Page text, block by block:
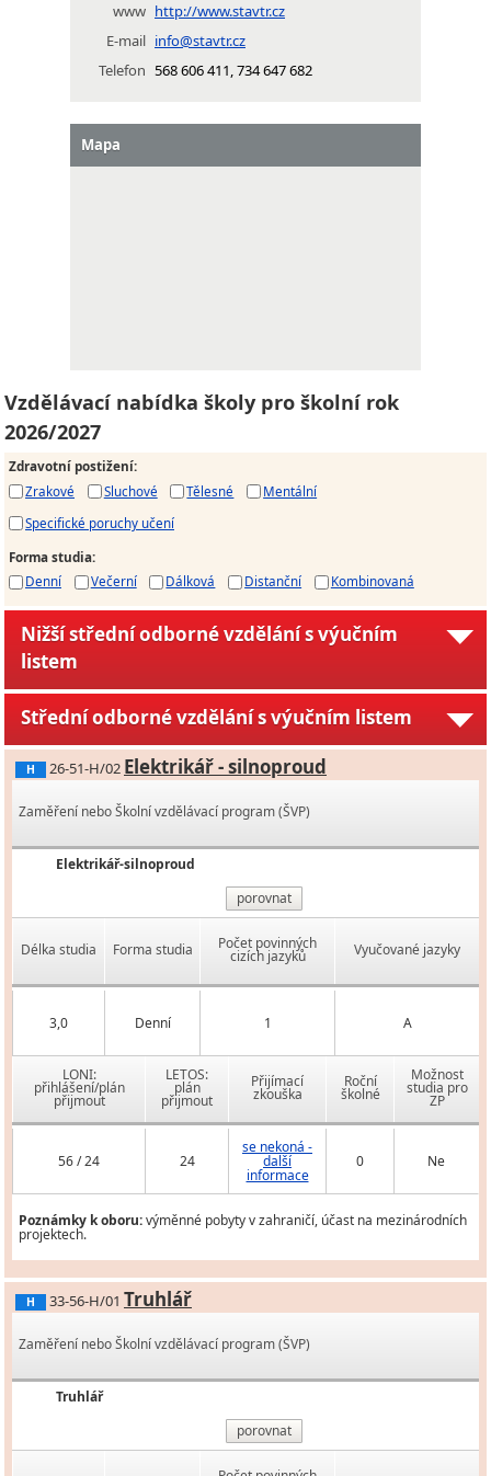
www http://www.stavtr.cz
E-mail info@stavtr.cz
Telefon 568 606 411, 734 647 682
Mapa
Vzdělávací nabídka školy pro školní rok
2026/2027
Zdravotní postižení:
Zrakové
Sluchové Tělesné
Mentální
Specifické poruchy učení
Forma studia:
Denní
Večerní Dálková Distanční Kombinovaná
Nižší střední odborné vzdělání s výučním
listem
Střední odborné vzdělání s výučním listem
H 26-51-H/02 Elektrikář - silnoproud
Zaměření nebo Školní vzdělávací program (ŠVP)
Elektrikář-silnoproud
porovnat
Délka studia Forma studia Počet povinných
cizích jazyků Vyučované jazyky
3,0 Denní 1 A
LONI:
přihlášení/plán
přijmout
LETOS:
plán
přijmout
Přijímací
zkouška
Roční
školné
Možnost
studia pro
ZP
56 / 24 24
se nekoná -
další
informace
0 Ne
Poznámky k oboru:výměnné pobyty v zahraničí, účast na mezinárodních
projektech.
H 33-56-H/01 Truhlář
Zaměření nebo Školní vzdělávací program (ŠVP)
Truhlář
porovnat